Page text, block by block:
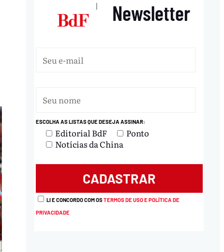
| Newsletter
ESCOLHA AS LISTAS QUE DESEJA ASSINAR:
Editorial BdF
Ponto
Notícias da China
LI E CONCORDO COM OSTERMOS DE USO E POLÍTICA DE
PRIVACIDADE